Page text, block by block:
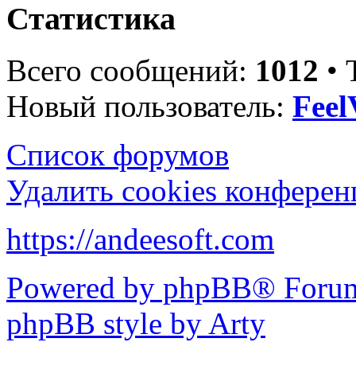
Статистика
Всего сообщений: 1012 •
Новый пользователь:
Список форумов
Удалить cookies
https://andeesoft.com
Powered by phpBB®
phpBB style by Arty